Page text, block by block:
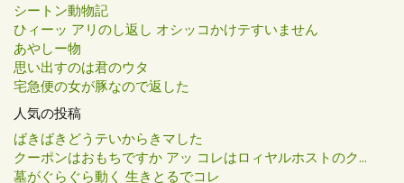
シートン動物記
ひィーッ アリのし返し オシッコかけテすいません
あやしー物
思い出すのは君のウタ
宅急便の女が豚なので返した
人気の投稿
ばきばきどうテいからきマした
クーポンはおもちですか アッ コレはロィヤルホストのク...
墓がぐらぐら動く 生きとるでコレ